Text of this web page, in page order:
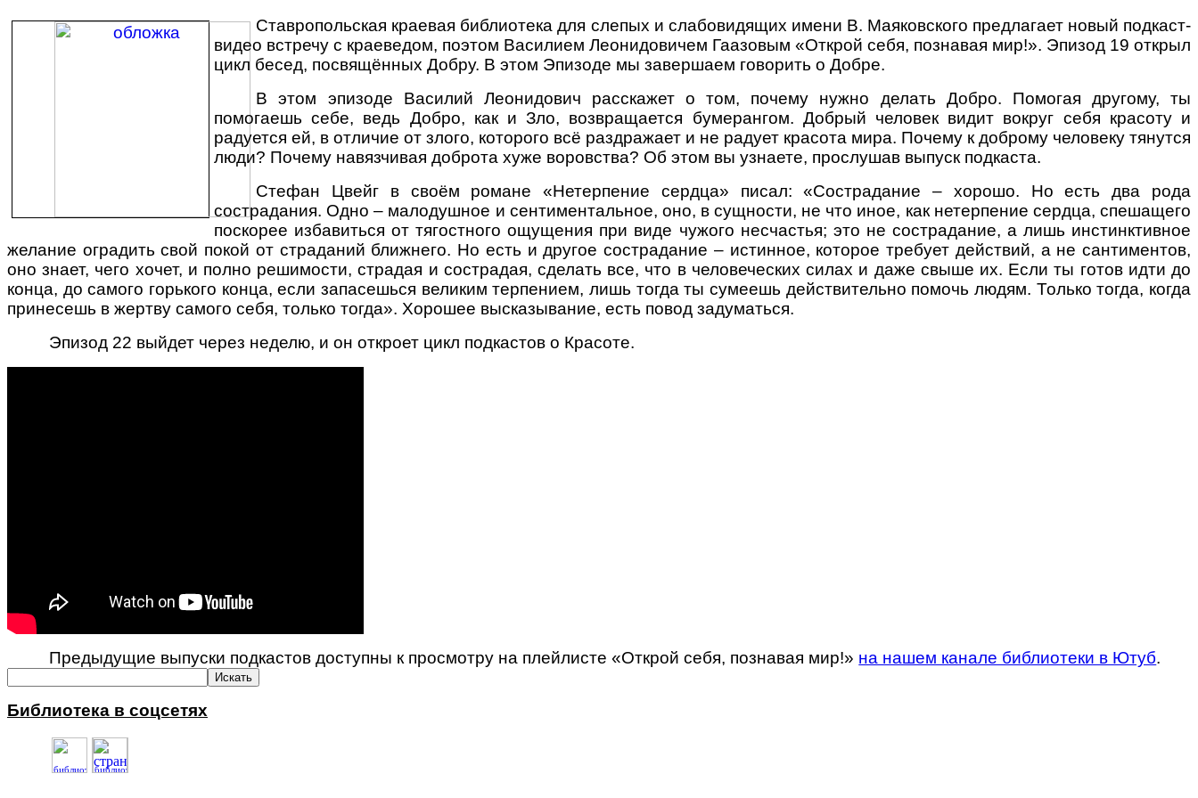
Ставропольская краевая библиотека для слепых и слабовидящих имени В. Маяковского предлагает новый подкаст-
видео встречу с краеведом, поэтом Василием Леонидовичем Гаазовым «Открой себя, познавая мир!». Эпизод 19 открыл
цикл бесед, посвящённых Добру. В этом Эпизоде мы завершаем говорить о Добре.
В этом эпизоде Василий Леонидович расскажет о том, почему нужно делать Добро. Помогая другому, ты
помогаешь себе, ведь Добро, как и Зло, возвращается бумерангом. Добрый человек видит вокруг себя красоту и
радуется ей, в отличие от злого, которого всё раздражает и не радует красота мира. Почему к доброму человеку тянутся
люди? Почему навязчивая доброта хуже воровства? Об этом вы узнаете, прослушав выпуск подкаста.
Стефан Цвейг в своём романе «Нетерпение сердца» писал: «Сострадание – хорошо. Но есть два рода
сострадания. Одно – малодушное и сентиментальное, оно, в сущности, не что иное, как нетерпение сердца, спешащего
поскорее избавиться от тягостного ощущения при виде чужого несчастья; это не сострадание, а лишь инстинктивное
желание оградить свой покой от страданий ближнего. Но есть и другое сострадание – истинное, которое требует действий, а не сантиментов,
оно знает, чего хочет, и полно решимости, страдая и сострадая, сделать все, что в человеческих силах и даже свыше их. Если ты готов идти до
конца, до самого горького конца, если запасешься великим терпением, лишь тогда ты сумеешь действительно помочь людям. Только тогда, когда
принесешь в жертву самого себя, только тогда». Хорошее высказывание, есть повод задуматься.
Эпизод 22 выйдет через неделю, и он откроет цикл подкастов о Красоте.
Предыдущие выпуски подкастов доступны к просмотру на плейлисте «Открой себя, познавая мир!» на нашем канале библиотеки в Ютуб.
Библиотека в соцсетях